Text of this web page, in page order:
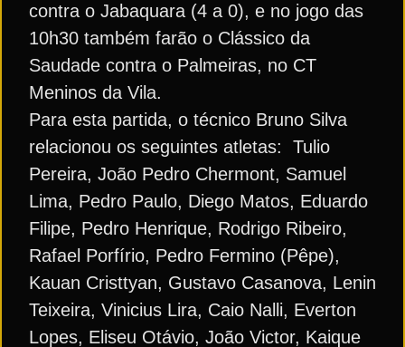
contra o Jabaquara (4 a 0), e no jogo das
10h30 também farão o Clássico da
Saudade contra o Palmeiras, no CT
Meninos da Vila.
Para esta partida, o técnico Bruno Silva
relacionou os seguintes atletas: Tulio
Pereira, João Pedro Chermont, Samuel
Lima, Pedro Paulo, Diego Matos, Eduardo
Filipe, Pedro Henrique, Rodrigo Ribeiro,
Rafael Porfírio, Pedro Fermino (Pêpe),
Kauan Cristtyan, Gustavo Casanova, Lenin
Teixeira, Vinicius Lira, Caio Nalli, Everton
Lopes, Eliseu Otávio, João Victor, Kaique